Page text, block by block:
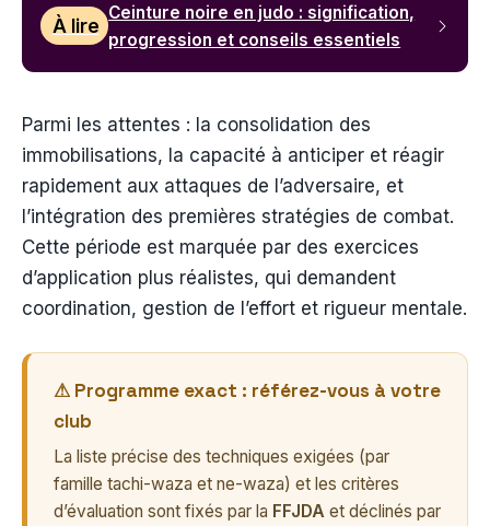
À lire
Ceinture noire en judo : signification,
progression et conseils essentiels
Parmi les attentes : la consolidation des
immobilisations, la capacité à anticiper et réagir
rapidement aux attaques de l’adversaire, et
l’intégration des premières stratégies de combat.
Cette période est marquée par des exercices
d’application plus réalistes, qui demandent
coordination, gestion de l’effort et rigueur mentale.
⚠ Programme exact : référez-vous à votre
club
La liste précise des techniques exigées (par
famille tachi-waza et ne-waza) et les critères
d’évaluation sont fixés par la FFJDA et déclinés par